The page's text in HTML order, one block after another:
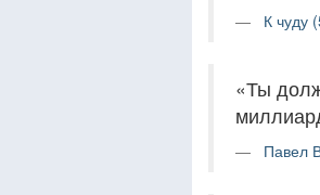
К чуду
«Ты
Павел